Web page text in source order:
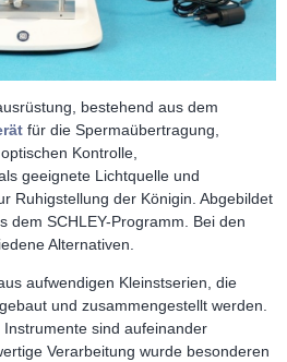
bestehend aus dem
für die Spermaübertragung,
Kontrolle,
geeignete Lichtquelle und
Ruhigstellung der Königin. Abgebildet
dem SCHLEY-Programm. Bei den
Alternativen.
aufwendigen Kleinstserien, die
und zusammengestellt werden.
sind aufeinander
Verarbeitung wurde besonderen